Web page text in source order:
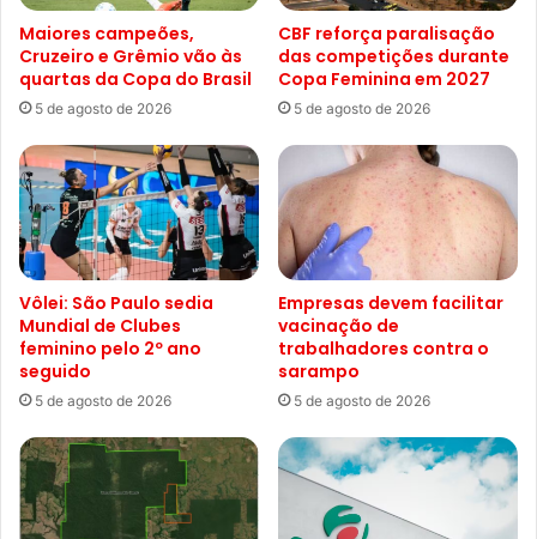
Maiores campeões,
Cruzeiro e Grêmio vão às
quartas da Copa do Brasil
5 de agosto de 2026
CBF reforça paralisação
das competições durante
Copa Feminina em 2027
5 de agosto de 2026
Vôlei: São Paulo sedia
Mundial de Clubes
feminino pelo 2º ano
seguido
5 de agosto de 2026
Empresas devem facilitar
vacinação de
trabalhadores contra o
sarampo
5 de agosto de 2026